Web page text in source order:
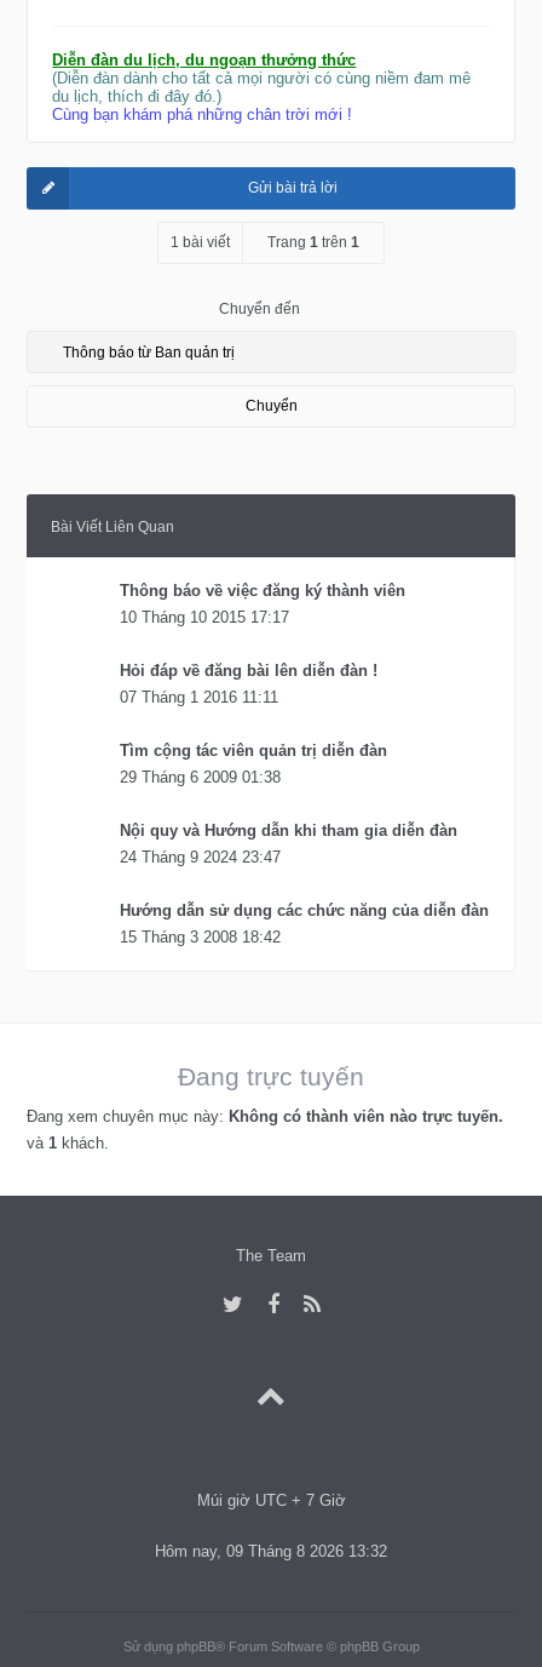
Diễn đàn du lịch, du ngoạn thưởng thức
(Diễn đàn dành cho tất cả mọi người có cùng niềm đam mê
du lịch, thích đi đây đó.)
Cùng bạn khám phá những chân trời mới !
Gửi bài trả lời
1 bài viết Trang 1 trên 1
Chuyển đến
Chuyển
Bài Viết Liên Quan
Thông báo về việc đăng ký thành viên
10 Tháng 10 2015 17:17
Hỏi đáp về đăng bài lên diễn đàn !
07 Tháng 1 2016 11:11
Tìm cộng tác viên quản trị diễn đàn
29 Tháng 6 2009 01:38
Nội quy và Hướng dẫn khi tham gia diễn đàn
24 Tháng 9 2024 23:47
Hướng dẫn sử dụng các chức năng của diễn đàn
15 Tháng 3 2008 18:42
Đang trực tuyến
Đang xem chuyên mục này: Không có thành viên nào trực tuyến.
và1 khách.
The Team
Múi giờ UTC + 7 Giờ
Hôm nay, 09 Tháng 8 2026 13:32
Sử dụng phpBB® Forum Software © phpBB Group